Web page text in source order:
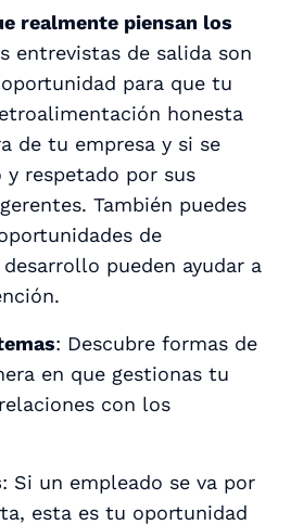
realmente piensan los
entrevistas de salida son
para que tu
honesta
de tu empresa y si se
respetado por sus
También puedes
de
pueden ayudar a
: Descubre formas de
en que gestionas tu
con los
: Si un empleado se va por
esta es tu oportunidad